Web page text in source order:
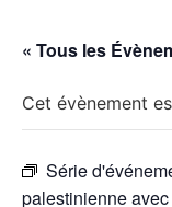
« Tous les
Cet évènement
Série
palestinienne